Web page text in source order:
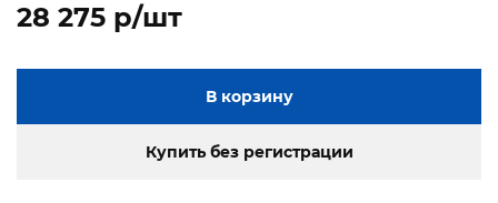
28 275 p/шт
В корзину
Купить без регистрации